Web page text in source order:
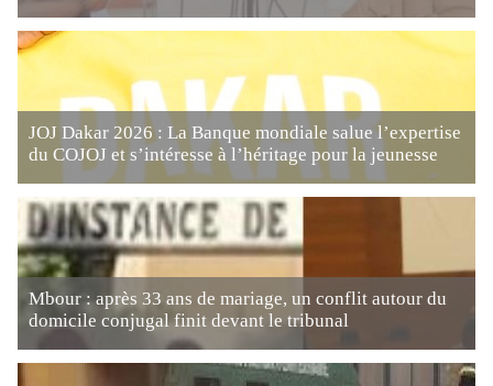
JOJ Dakar 2026 : La Banque mondiale salue l’expertise
du COJOJ et s’intéresse à l’héritage pour la jeunesse
Mbour : après 33 ans de mariage, un conflit autour du
domicile conjugal finit devant le tribunal